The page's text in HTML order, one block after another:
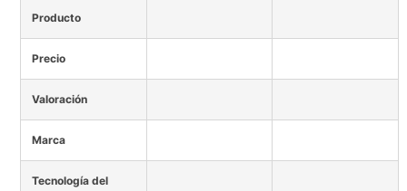
Producto
Precio
Valoración
Marca
Tecnología del